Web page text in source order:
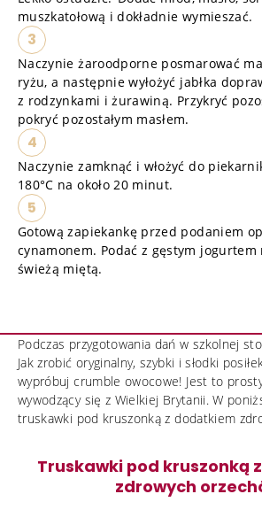
muszkatołową i dokładnie wymieszać.
3
Naczynie żaroodporne posmarować
ryżu, a następnie wyłożyć jabłka
z rodzynkami i żurawiną. Przykryć
pokryć pozostałym masłem.
4
Naczynie zamknąć i włożyć do
180°C na około 20 minut.
5
Gotową zapiekankę przed podaniem
cynamonem. Podać z gęstym
świeżą miętą.
Podczas przygotowania dań w szkolnej
Jak zrobić oryginalny, szybki i słodki
wypróbuj crumble owocowe! Jest to
wywodzący się z Wielkiej Brytanii. W
truskawki pod kruszonką z dodatkiem
Truskawki pod kruszonką
zdrowych